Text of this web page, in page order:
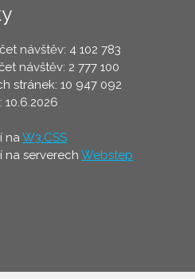
návštěv: 4 102 783
návštěv: 2 777 100
stránek: 10 947 092
naW3.CSS
na serverech Webstep